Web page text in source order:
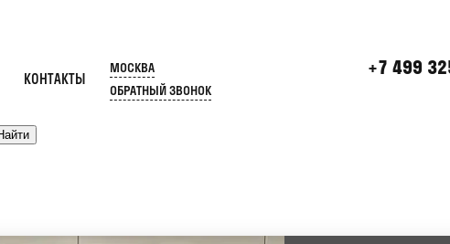
КОНТАКТЫ
+7 499
МОСКВА
ОБРАТНЫЙ ЗВОНОК